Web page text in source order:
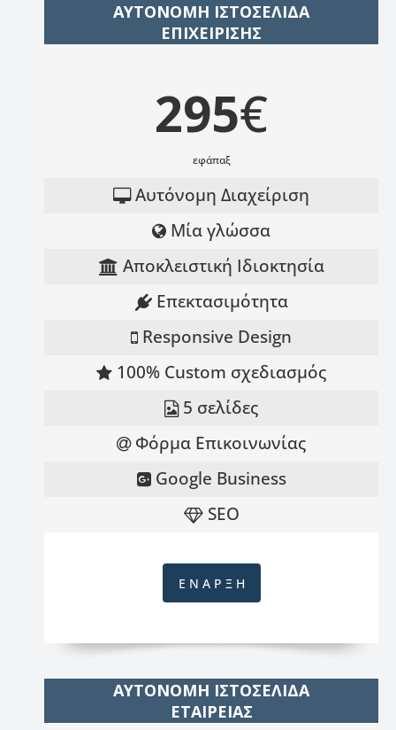
ΑΥΤΟΝΟΜΗ ΙΣΤΟΣΕΛΙΔΑ
ΕΠΙΧΕΙΡΙΣΗΣ
295€
εφάπαξ
Αυτόνομη Διαχείριση
Μία γλώσσα
Αποκλειστική Ιδιοκτησία
Επεκτασιμότητα
Responsive Design
100% Custom σχεδιασμός
5 σελίδες
Φόρμα Επικοινωνίας
Google Business
SEO
Ε Ν Α Ρ Ξ Η
ΑΥΤΟΝΟΜΗ ΙΣΤΟΣΕΛΙΔΑ
ΕΤΑΙΡΕΙΑΣ